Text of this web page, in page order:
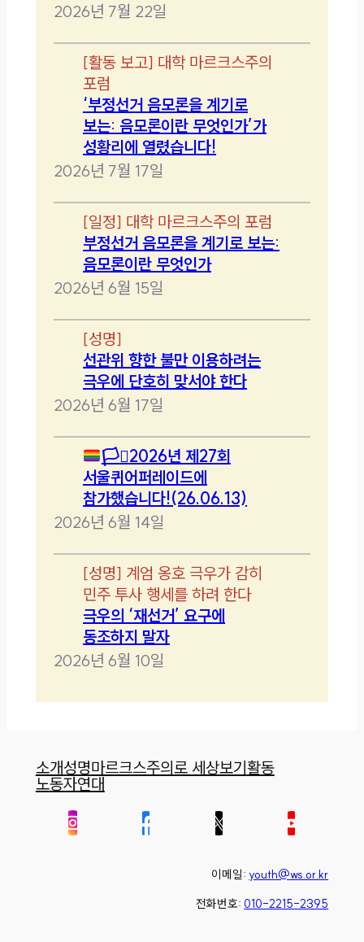
2026년 7월 22일
[활동 보고] 대학 마르크스주의
포럼
‘부정선거 음모론을 계기로
보는: 음모론이란 무엇인가’가
성황리에 열렸습니다!
2026년 7월 17일
[일정] 대학 마르크스주의 포럼
부정선거 음모론을 계기로 보는:
음모론이란 무엇인가
2026년 6월 15일
[성명]
선관위 향한 불만 이용하려는
극우에 단호히 맞서야 한다
2026년 6월 17일
🏳️‍⚧️2026년 제27회
서울퀴어퍼레이드에
참가했습니다!(26.06.13)
2026년 6월 14일
[성명] 계엄 옹호 극우가 감히
민주 투사 행세를 하려 한다
극우의 ‘재선거’ 요구에
동조하지 말자
2026년 6월 10일
소개성명마르크스주의로 세상보기 활동
노동자연대
이메일: youth@ws.or.kr
전화번호: 010-2215-2395